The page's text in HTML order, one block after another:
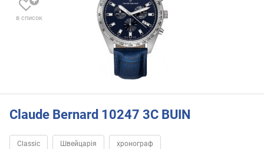
в список
Claude Bernard 10247 3C BUIN
Classic Швейцарія хронограф